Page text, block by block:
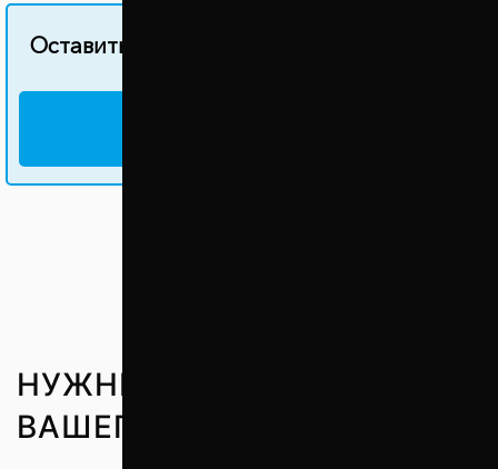
Оставить свой отзыв об этом товаре
НУЖНЫЕ ЗАПЧАСТИ ДО
ВАШЕГО АВТО